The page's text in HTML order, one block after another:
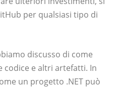
per qualsiasi tipo di
discusso di come
codice e altri artefatti. In
un progetto .NET può